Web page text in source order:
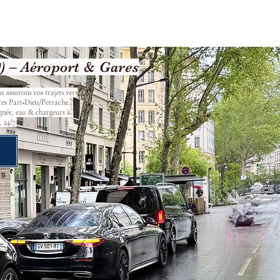
– Aéroport & Gares
assurons vos trajets vers
Part‑Dieu/Perrache.
eau & chargeurs à
7.